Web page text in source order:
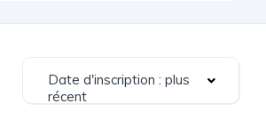
Date d'inscription : plus
récent